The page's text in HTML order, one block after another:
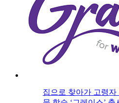
집으로 찾아가 고령